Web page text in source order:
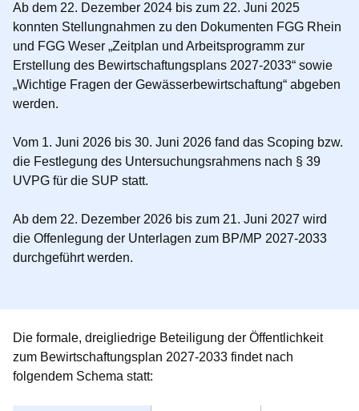
Ab dem 22. Dezember 2024 bis zum 22. Juni 2025
konnten Stellungnahmen zu den Dokumenten FGG Rhein
und FGG Weser „Zeitplan und Arbeitsprogramm zur
Erstellung des Bewirtschaftungsplans 2027-2033“ sowie
„Wichtige Fragen der Gewässerbewirtschaftung“ abgeben
werden.
Vom 1. Juni 2026 bis 30. Juni 2026 fand das Scoping bzw.
die Festlegung des Untersuchungsrahmens nach § 39
UVPG für die SUP statt.
Ab dem 22. Dezember 2026 bis zum 21. Juni 2027 wird
die Offenlegung der Unterlagen zum BP/MP 2027-2033
durchgeführt werden.
Die formale, dreigliedrige Beteiligung der Öffentlichkeit
zum Bewirtschaftungsplan 2027-2033 findet nach
folgendem Schema statt: